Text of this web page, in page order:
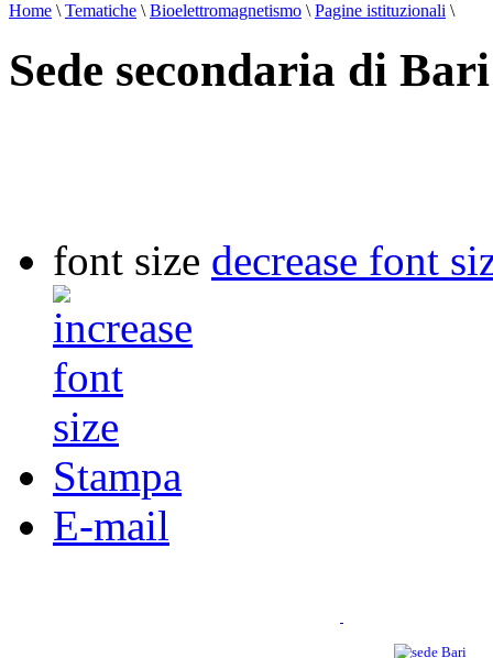
Home \ Tematiche \ Bioelettromagnetismo \ Pagine istituzionali \
Sede secondaria di Bari
font size decrease font
Stampa
E-mail